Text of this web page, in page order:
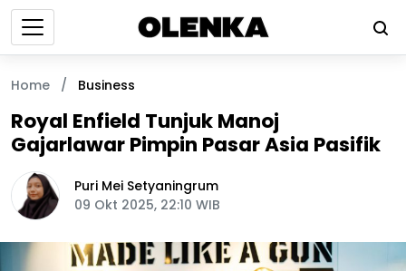
Home / Business
Royal Enfield Tunjuk Manoj
Gajarlawar Pimpin Pasar Asia Pasifik
Puri Mei Setyaningrum
09 Okt 2025, 22:10 WIB